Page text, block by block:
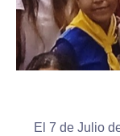
El 7 de Julio